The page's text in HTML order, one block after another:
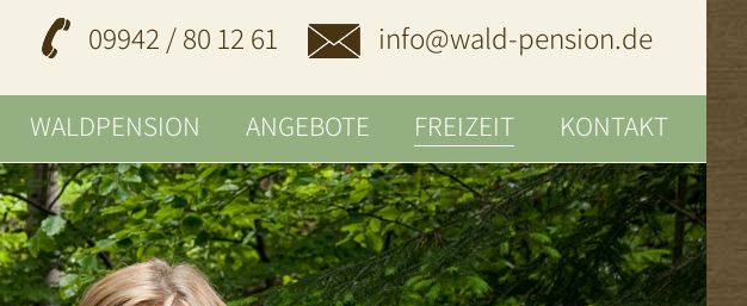
09942 / 80 12 61 info@wald-pension.de
WALDPENSION ANGEBOTE FREIZEIT KONTAKT